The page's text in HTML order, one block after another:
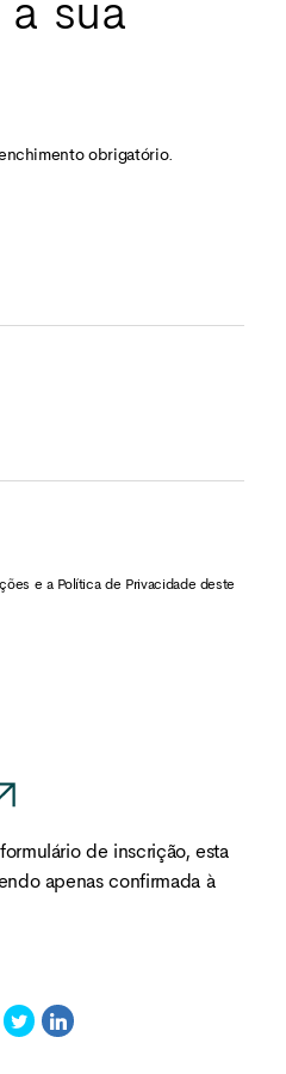
obrigatório.
e a Política de Privacidade deste
de inscrição, esta
apenas confirmada à